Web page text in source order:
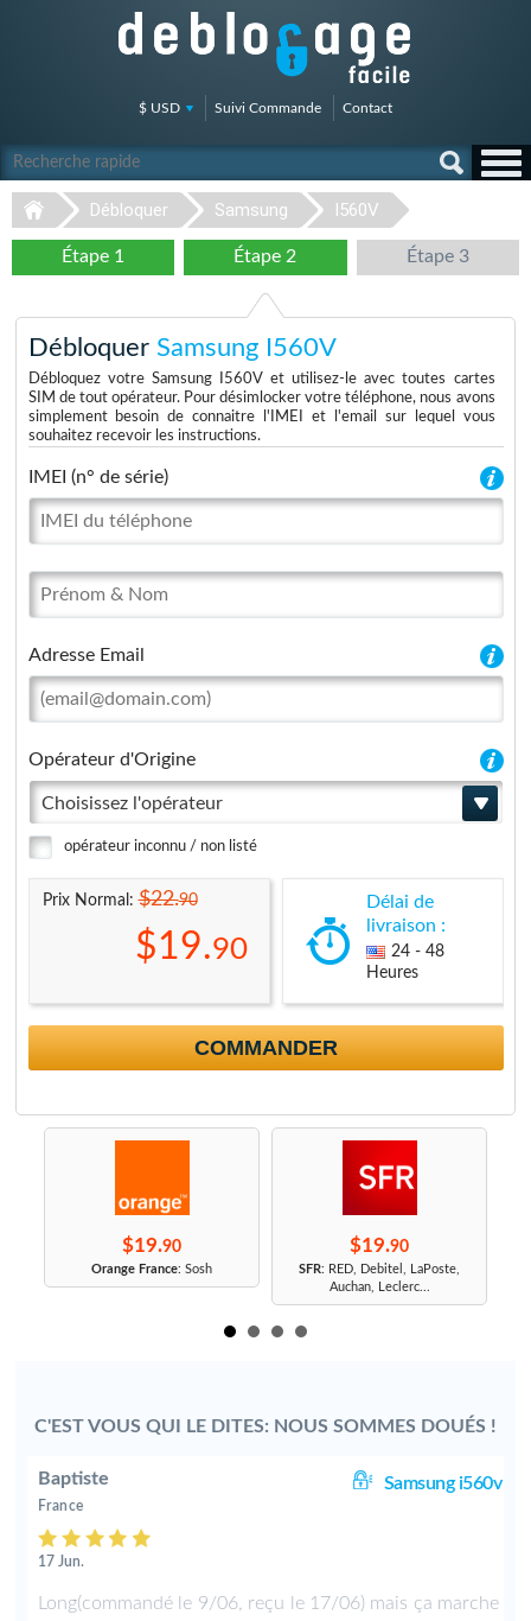
$ USD Suivi Commande Contact
Débloquer Samsung I560V
Étape 1 Étape 2 Étape 3
Débloquer Samsung I560V
Débloquez votre Samsung I560V et utilisez-le avec toutes cartes
SIM de tout opérateur. Pour désimlocker votre téléphone, nous avons
simplement besoin de connaitre l'IMEI et l'email sur lequel vous
souhaitez recevoir les instructions.
IMEI (n° de série)
Adresse Email
Opérateur d'Origine
Choisissez l'opérateur
opérateur inconnu / non listé
Prix Normal:$22.90
$19.90
Délai de
livraison :
24 - 48
Heures
COMMANDER
$19.90
Orange France: Sosh
$19.90
SFR: RED, Debitel, LaPoste,
Auchan, Leclerc...
C'EST VOUS QUI LE DITES: NOUS SOMMES DOUÉS !
Baptiste Samsung i560v
France
17 Jun.
Long(commandé le 9/06, reçu le 17/06) mais ça marche